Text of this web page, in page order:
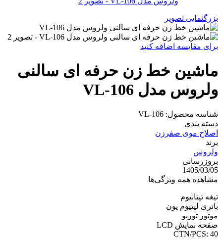
بزرگنمایی تصویر
برای مقایسه اضافه کنید
ماشین خط زن حرفه ای سالنی
ولروس مدل VL-106
شناسه محصول: VL-106
دسته بندی
اصلاح موی صفرزن
برند
ولروس
بروزرسانی
1405/03/05
مشاهده همه ویژگی‌ها
تیغه تیتانیوم
باتری لیتیوم یون
موتور توربو
صفحه نمایش LCD
CTN/PCS: 40